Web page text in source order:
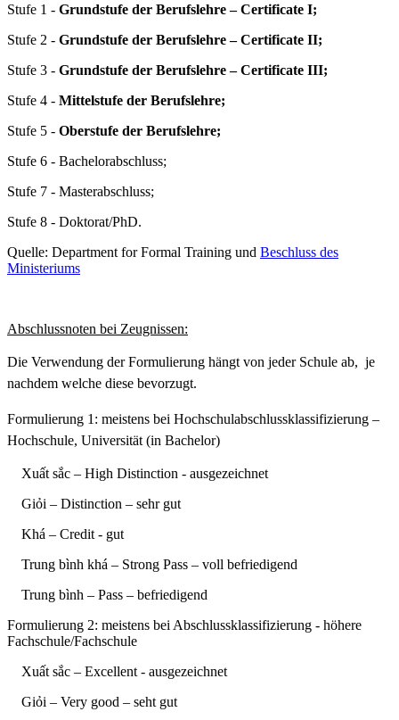
Stufe 1 - Grundstufe der Berufslehre – Certificate I;
Stufe 2 - Grundstufe der Berufslehre – Certificate II;
Stufe 3 - Grundstufe der Berufslehre – Certificate III;
Stufe 4 - Mittelstufe der Berufslehre;
Stufe 5 - Oberstufe der Berufslehre;
Stufe 6 - Bachelorabschluss;
Stufe 7 - Masterabschluss;
Stufe 8 - Doktorat/PhD.
Quelle: Department for Formal Training und Beschluss des
Ministeriums
Abschlussnoten bei Zeugnissen:
Die Verwendung der Formulierung hängt von jeder Schule ab, je
nachdem welche diese bevorzugt.
Formulierung 1: meistens bei Hochschulabschlussklassifizierung –
Hochschule, Universität (in Bachelor)
Xuất sắc – High Distinction - ausgezeichnet
Giỏi – Distinction – sehr gut
Khá – Credit - gut
Trung bình khá – Strong Pass – voll befriedigend
Trung bình – Pass – befriedigend
Formulierung 2: meistens bei Abschlussklassifizierung - höhere
Fachschule/Fachschule
Xuất sắc – Excellent - ausgezeichnet
Giỏi – Very good – seht gut